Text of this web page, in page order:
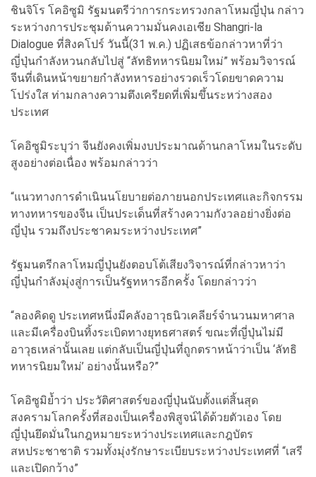
ชินจิโร โคอิซูมิ รัฐมนตรีว่าการกระทรวงกลาโหมญี่ปุ่น กล่าว
ระหว่างการประชุมด้านความมั่นคงเอเชีย Shangri-la
Dialogue ที่สิงคโปร์ วันนี้(31 พ.ค.) ปฏิเสธข้อกล่าวหาที่ว่า
ญี่ปุ่นกำลังหวนกลับไปสู่ “ลัทธิทหารนิยมใหม่” พร้อมวิจารณ์
จีนที่เดินหน้าขยายกำลังทหารอย่างรวดเร็วโดยขาดความ
โปร่งใส ท่ามกลางความตึงเครียดที่เพิ่มขึ้นระหว่างสอง
ประเทศ
โคอิซูมิระบุว่า จีนยังคงเพิ่มงบประมาณด้านกลาโหมในระดับ
สูงอย่างต่อเนื่อง พร้อมกล่าวว่า
“แนวทางการดำเนินนโยบายต่อภายนอกประเทศและกิจกรรม
ทางทหารของจีน เป็นประเด็นที่สร้างความกังวลอย่างยิ่งต่อ
ญี่ปุ่น รวมถึงประชาคมระหว่างประเทศ”
รัฐมนตรีกลาโหมญี่ปุ่นยังตอบโต้เสียงวิจารณ์ที่กล่าวหาว่า
ญี่ปุ่นกำลังมุ่งสู่การเป็นรัฐทหารอีกครั้ง โดยกล่าวว่า
“ลองคิดดู ประเทศหนึ่งมีคลังอาวุธนิวเคลียร์จำนวนมหาศาล
และมีเครื่องบินทิ้งระเบิดทางยุทธศาสตร์ ขณะที่ญี่ปุ่นไม่มี
อาวุธเหล่านั้นเลย แต่กลับเป็นญี่ปุ่นที่ถูกตราหน้าว่าเป็น ‘ลัทธิ
ทหารนิยมใหม่’ อย่างนั้นหรือ?”
โคอิซูมิย้ำว่า ประวัติศาสตร์ของญี่ปุ่นนับตั้งแต่สิ้นสุด
สงครามโลกครั้งที่สองเป็นเครื่องพิสูจน์ได้ด้วยตัวเอง โดย
ญี่ปุ่นยึดมั่นในกฎหมายระหว่างประเทศและกฎบัตร
สหประชาชาติ รวมทั้งมุ่งรักษาระเบียบระหว่างประเทศที่ “เสรี
และเปิดกว้าง”